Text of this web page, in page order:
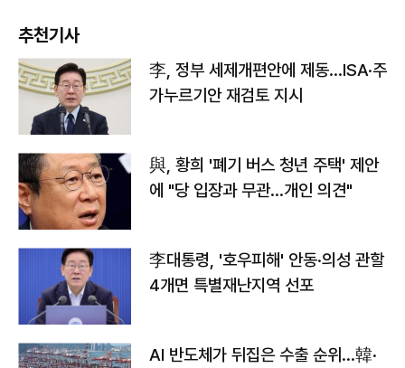
추천기사
李, 정부 세제개편안에 제동…ISA·주
가누르기안 재검토 지시
與, 황희 '폐기 버스 청년 주택' 제안
에 "당 입장과 무관…개인 의견"
李대통령, '호우피해' 안동·의성 관할
4개면 특별재난지역 선포
AI 반도체가 뒤집은 수출 순위…韓·